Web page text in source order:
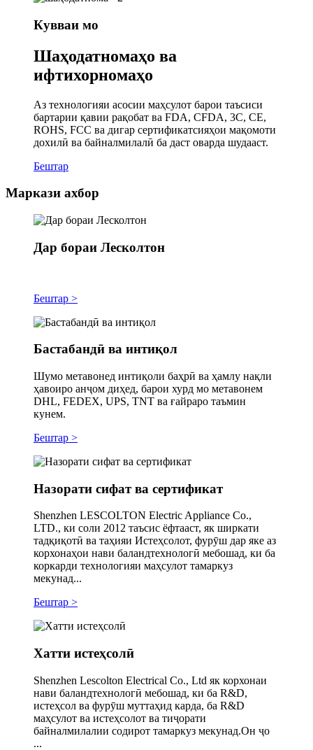
Кувваи мо
Шаҳодатномаҳо ва
ифтихорномаҳо
Аз технологияи асосии маҳсулот барои таъсиси
бартарии қавии рақобат ва FDA, CFDA, 3C, CE,
ROHS, FCC ва дигар сертификатсияҳои мақомоти
дохилӣ ва байналмилалӣ ба даст оварда шудааст.
Бештар
Маркази ахбор
Дар бораи Лесколтон
Бештар >
Бастабандӣ ва интиқол
Шумо метавонед интиқоли баҳрӣ ва ҳамлу нақли
ҳавоиро анҷом диҳед, барои хурд мо метавонем
DHL, FEDEX, UPS, TNT ва ғайраро таъмин
кунем.
Бештар >
Назорати сифат ва сертификат
Shenzhen LESCOLTON Electric Appliance Co.,
LTD., ки соли 2012 таъсис ёфтааст, як ширкати
тадқиқотӣ ва таҳияи Истеҳсолот, фурӯш дар яке аз
корхонаҳои нави баландтехнологӣ мебошад, ки ба
коркарди технологияи маҳсулот тамаркуз
мекунад...
Бештар >
Хатти истеҳсолӣ
Shenzhen Lescolton Electrical Co., Ltd як корхонаи
нави баландтехнологӣ мебошад, ки ба R&D,
истеҳсол ва фурӯш муттаҳид карда, ба R&D
маҳсулот ва истеҳсолот ва тиҷорати
байналмилалии содирот тамаркуз мекунад.Он ҷо
...